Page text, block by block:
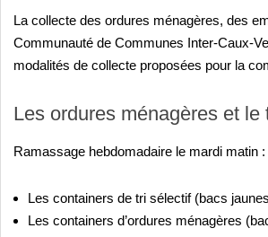
La collecte des ordures ménagères, des
Communauté de Communes Inter-Caux-
modalités de collecte proposées pour la
Les ordures ménagères et le
Ramassage hebdomadaire le mardi matin
Les containers de tri sélectif (bacs
Les containers d’ordures ménagères